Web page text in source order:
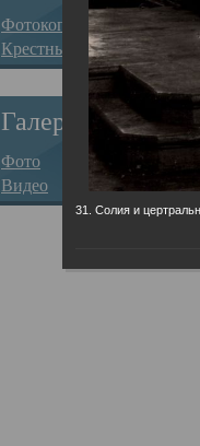
Фотокопии дел
Крестные ходы
Галерея
Фото
Видео
31. Солия и